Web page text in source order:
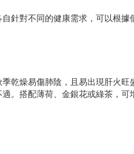
針對不同的健康需求，可以根
乾燥易傷肺陰，且易出現肝火
。搭配薄荷、金銀花或綠茶，可